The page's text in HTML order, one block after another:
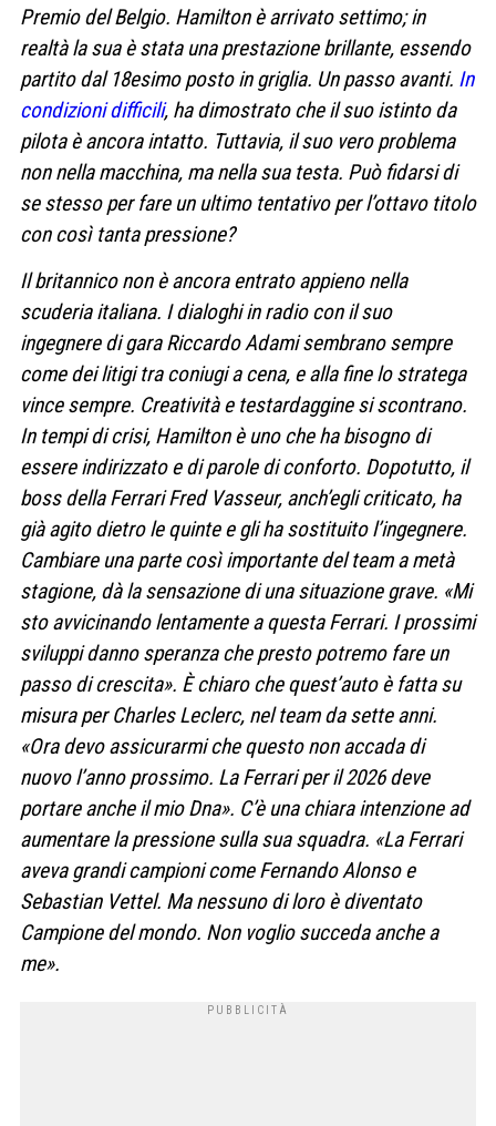
Premio del Belgio. Hamilton è arrivato settimo; in
realtà la sua è stata una prestazione brillante, essendo
partito dal 18esimo posto in griglia. Un passo avanti. In
condizioni difficili, ha dimostrato che il suo istinto da
pilota è ancora intatto. Tuttavia, il suo vero problema
non nella macchina, ma nella sua testa. Può fidarsi di
se stesso per fare un ultimo tentativo per l’ottavo titolo
con così tanta pressione?
Il britannico non è ancora entrato appieno nella
scuderia italiana. I dialoghi in radio con il suo
ingegnere di gara Riccardo Adami sembrano sempre
come dei litigi tra coniugi a cena, e alla fine lo stratega
vince sempre. Creatività e testardaggine si scontrano.
In tempi di crisi, Hamilton è uno che ha bisogno di
essere indirizzato e di parole di conforto. Dopotutto, il
boss della Ferrari Fred Vasseur, anch’egli criticato, ha
già agito dietro le quinte e gli ha sostituito l’ingegnere.
Cambiare una parte così importante del team a metà
stagione, dà la sensazione di una situazione grave. «Mi
sto avvicinando lentamente a questa Ferrari. I prossimi
sviluppi danno speranza che presto potremo fare un
passo di crescita». È chiaro che quest’auto è fatta su
misura per Charles Leclerc, nel team da sette anni.
«Ora devo assicurarmi che questo non accada di
nuovo l’anno prossimo. La Ferrari per il 2026 deve
portare anche il mio Dna». C’è una chiara intenzione ad
aumentare la pressione sulla sua squadra. «La Ferrari
aveva grandi campioni come Fernando Alonso e
Sebastian Vettel. Ma nessuno di loro è diventato
Campione del mondo. Non voglio succeda anche a
me».